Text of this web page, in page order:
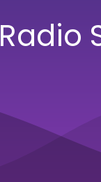
Radio